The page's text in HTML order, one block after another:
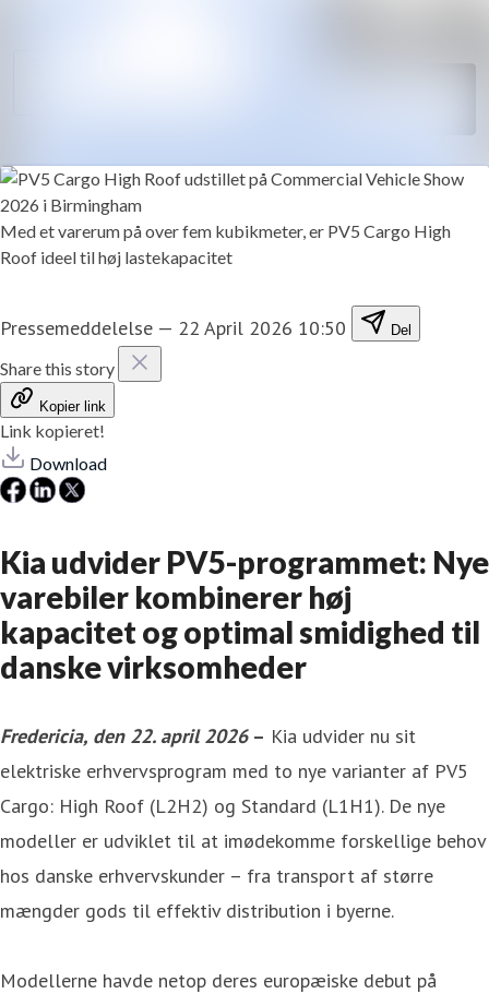
Med et varerum på over fem kubikmeter, er PV5 Cargo High
Roof ideel til høj lastekapacitet
Pressemeddelelse — 22 April 2026 10:50 Del
Share this story
Kopier link
Link kopieret!
Download
Kia udvider PV5-programmet: Nye
varebiler kombinerer høj
kapacitet og optimal smidighed til
danske virksomheder
Fredericia, den 22. april 2026– Kia udvider nu sit
elektriske erhvervsprogram med to nye varianter af PV5
Cargo: High Roof (L2H2) og Standard (L1H1). De nye
modeller er udviklet til at imødekomme forskellige behov
hos danske erhvervskunder – fra transport af større
mængder gods til effektiv distribution i byerne.
Modellerne havde netop deres europæiske debut på